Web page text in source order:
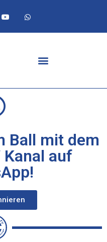
Ball mit dem
Kanal auf